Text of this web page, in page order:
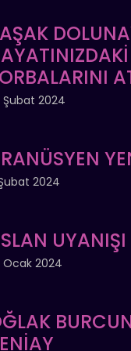
Şubat 2024
2024
Ocak 2024